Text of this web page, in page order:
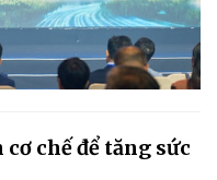
chế để tăng sức